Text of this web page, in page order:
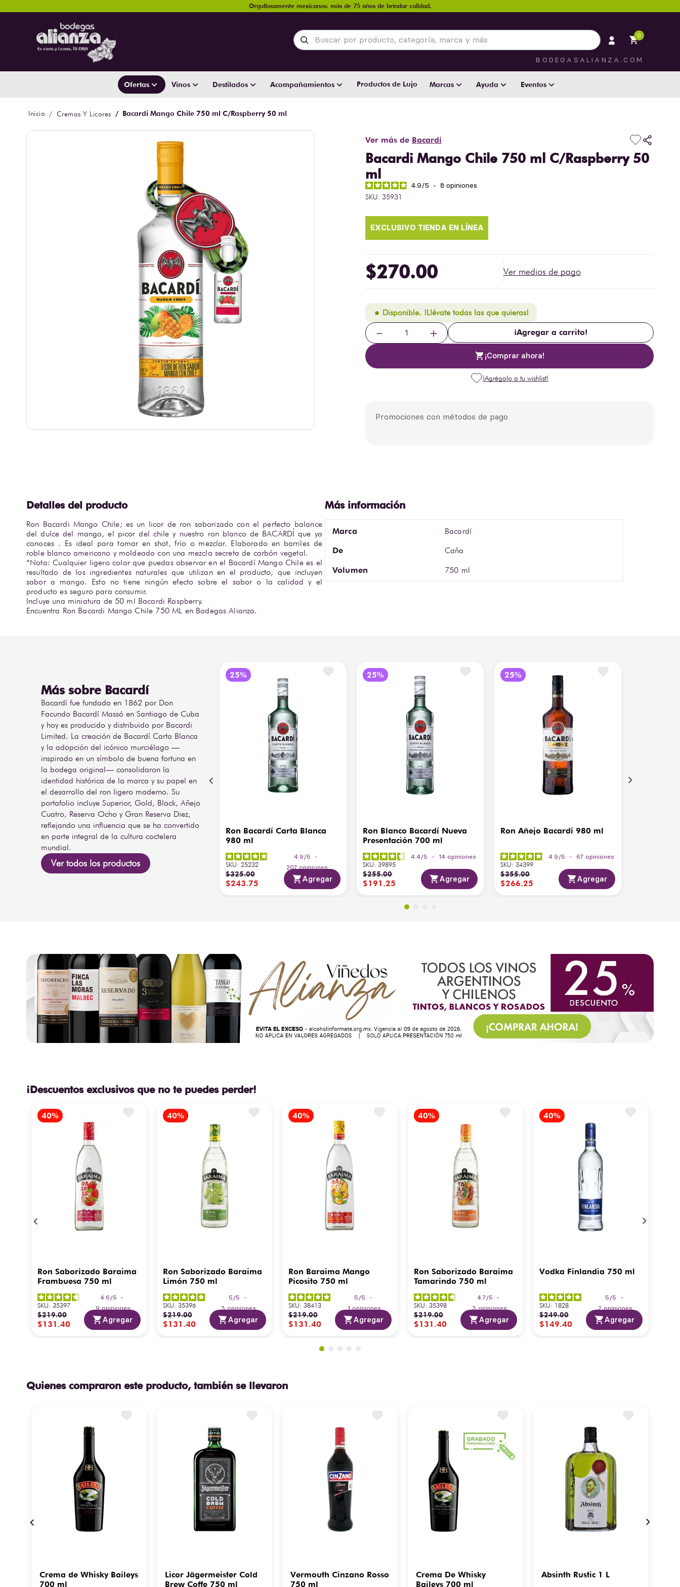
Orgullosamente mexicanos: más de 75 años de brindar calidad.
Buscar por producto, categoría, marca y más 0
BODEGASALIANZA.COM
Ofertas Vinos Destilados Acompañamientos Productos de Lujo Marcas Ayuda Eventos
Cremas Y Licores Bacardi Mango Chile 750 ml C/Raspberry 50 ml
Ver más de Bacardí
Bacardi Mango Chile 750 ml C/Raspberry 50
ml
4.9/5 - 8 opiniones
SKU: 35931
$270.00 Ver medios de pago
Disponible. ¡Llévate todas las que quieras!
＋
－ ¡Agregar a carrito!
¡Comprar ahora!
Promociones con métodos de pago
Ron Bacardi Mango Chile; es un licor de ron saborizado con el perfecto balance
del dulce del mango, el picor del chile y nuestro ron blanco de BACARDÍ que ya
conoces . Es ideal para tomar en shot, frío o mezclar. Elaborado en barriles de
roble blanco americano y moldeado con una mezcla secreta de carbón vegetal.
*Nota: Cualquier ligero color que puedas observar en el Bacardí Mango Chile es el
resultado de los ingredientes naturales que utilizan en el producto, que incluyen
sabor a mango. Esto no tiene ningún efecto sobre el sabor o la calidad y el
producto es seguro para consumir.
Incluye una miniatura de 50 ml Bacardi Raspberry.
Encuentra Ron Bacardi Mango Chile 750 ML en Bodegas Alianza.
Marca Bacardí
De Caña
Volumen 750 ml
Más sobre Bacardí
Bacardí fue fundado en 1862 por Don
Facundo Bacardí Massó en Santiago de Cuba
y hoy es producido y distribuido por Bacardi
Limited. La creación de Bacardí Carta Blanca
y la adopción del icónico murciélago —
inspirado en un símbolo de buena fortuna en
la bodega original— consolidaron la
identidad histórica de la marca y su papel en
el desarrollo del ron ligero moderno. Su
portafolio incluye Superior, Gold, Black, Añejo
Cuatro, Reserva Ocho y Gran Reserva Diez,
reflejando una influencia que se ha convertido
en parte integral de la cultura coctelera
mundial.
Ver todos los productos
Ron Bacardí Carta Blanca
980 ml
4.9 /5
-
207 opiniones
SKU: 25232
$325.00
$243.75 Agregar
Ron Blanco Bacardí Nueva
Presentación 700 ml
4.4 /5 - 14 opiniones
SKU:39895
$255.00
$191 .25 Agregar
Ron Añejo Bacardí 980 ml
4.9 /5 - 67 opiniones
SKU:34399
$355.00
$266.25 Agregar
¡Descuentos exclusivos que no te puedes perder!
Ron Saborizado Baraima
Frambuesa 750 ml
4.6 /5
-
9 opiniones
SKU: 35397
$219.00
$131 .40 Agregar
Ron Saborizado Baraima
Limón 750 ml
5 /5
-
3 opiniones
SKU: 35396
$219.00
$131 .40 Agregar
Ron Baraima Mango
Picosito 750 ml
5 /5
-
1 opiniones
SKU: 38413
$219.00
$131 .40 Agregar
Ron Saborizado Baraima
Tamarindo 750 ml
4.7/5
-
3 opiniones
SKU: 35398
$219.00
$131 .40 Agregar
Vodka Finlandia 750 ml
5 /5
-
2 opiniones
SKU: 1828
$249.00
$149.40 Agregar
Quienes compraron este producto, también se llevaron
Crema de Whisky Baileys
700 ml
Licor Jägermeister Cold
Brew Coffe 750 ml
Vermouth Cinzano Rosso
750 ml
Crema De Whisky
Baileys 700 ml
Absinth Rustic 1 L